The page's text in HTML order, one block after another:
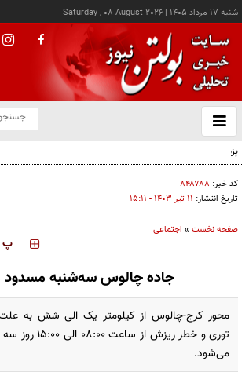
شنبه ۱۷ مرداد ۱۴۰۵ |
Saturday , 08 August 2026
باز
و
پزشکیان: خدمت بی‌منت و مشارکت مردمی، پایه حل مشکلات
کد خبر: ۸۴۸۷۸۸
تاریخ انتشار: ۱۱ تير ۱۴۰۳ - ۱۵:۱۱
صفحه نخست » اجتماعی
‍‍‍ پ
جاده چالوس سه‌شنبه
محور کرج-چالوس از کیلومتر یک الی شش به علت
می‌شود.